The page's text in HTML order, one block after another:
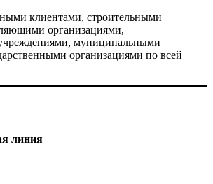
клиентами, строительными
организациями,
муниципальными
организациями по всей
линия